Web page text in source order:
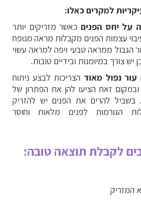
למקרים כאלו:
על יחס הפנים כאשר מזריקים יותר
עצמות הפנים מקבלות מראה מנופח
הגבול ממראה טבעי ויפה למראה עשוי
יש צורך במיומנות ובידיים טובות.
נפול מאוד הצריכות לבצע ניתוח
זאת הציעו להן את הפתרון של
בשביל להרים את הפנים יש להזריק
הגורמות לפנים מלאות וחוסר
המזריק